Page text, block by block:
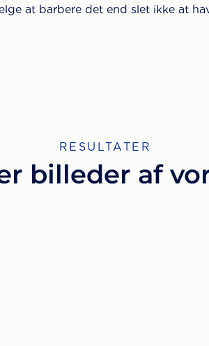
at barbere det end slet ikke at
RESULTATER
billeder af